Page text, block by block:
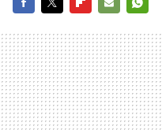
MAIL